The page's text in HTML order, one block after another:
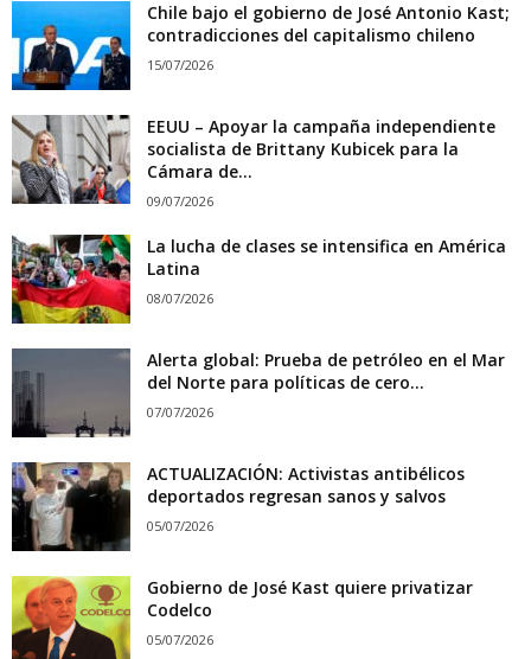
Chile bajo el gobierno de José Antonio Kast;
contradicciones del capitalismo chileno
15/07/2026
EEUU – Apoyar la campaña independiente
socialista de Brittany Kubicek para la
Cámara de...
09/07/2026
La lucha de clases se intensifica en América
Latina
08/07/2026
Alerta global: Prueba de petróleo en el Mar
del Norte para políticas de cero...
07/07/2026
ACTUALIZACIÓN: Activistas antibélicos
deportados regresan sanos y salvos
05/07/2026
Gobierno de José Kast quiere privatizar
Codelco
05/07/2026